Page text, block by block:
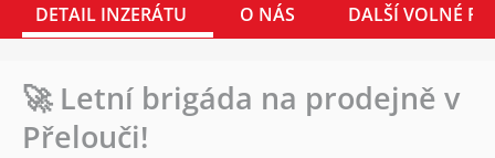
DETAIL INZERÁTU O NÁS DALŠÍ VOLNÉ
🚀 Letní brigáda na prodejně v
Přelouči!